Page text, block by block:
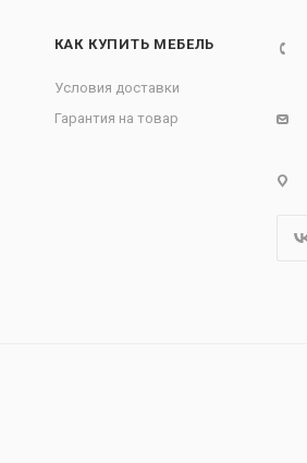
КАК КУПИТЬ МЕБЕЛЬ
Условия доставки
Гарантия на товар